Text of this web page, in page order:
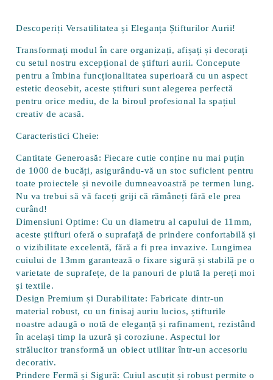
Descoperiți Versatilitatea și Eleganța Știfturilor Aurii!
Transformați modul în care organizați, afișați și decorați
cu setul nostru excepțional de știfturi aurii. Concepute
pentru a îmbina funcționalitatea superioară cu un aspect
estetic deosebit, aceste știfturi sunt alegerea perfectă
pentru orice mediu, de la biroul profesional la spațiul
creativ de acasă.
Caracteristici Cheie:
Cantitate Generoasă: Fiecare cutie conține nu mai puțin
de 1000 de bucăți, asigurându-vă un stoc suficient pentru
toate proiectele și nevoile dumneavoastră pe termen lung.
Nu va trebui să vă faceți griji că rămâneți fără ele prea
curând!
Dimensiuni Optime: Cu undiametru al capului de 11mm,
aceste știfturi oferă o suprafață de prindere confortabilă și
o vizibilitate excelentă, fără a fi prea invazive. Lungimea
cuiului de 13mm garantează o fixare sigură și stabilă pe o
varietate de suprafețe, de la panouri de plută la pereți moi
și textile.
Design Premium și Durabilitate: Fabricate dintr-un
material robust, cu un finisaj auriu lucios, știfturile
noastre adaugă o notă de eleganță și rafinament, rezistând
în același timp la uzură și coroziune. Aspectul lor
strălucitor transformă un obiect utilitar într-un accesoriu
decorativ.
Prindere Fermă și Sigură: Cuiul ascuțit și robust permite o